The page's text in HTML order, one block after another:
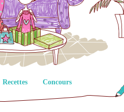
Recettes
Concours